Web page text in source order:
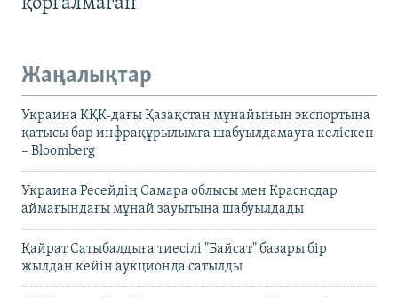
Жаңалықтар
Украина КҚК-дағы Қазақстан мұнайының экспортына
қатысы бар инфрақұрылымға шабуылдамауға келіскен
– Bloomberg
Украина Ресейдің Самара облысы мен Краснодар
аймағындағы мұнай зауытына шабуылдады
Қайрат Сатыбалдыға тиесілі "Байсат" базары бір
жылдан кейін аукционда сатылды